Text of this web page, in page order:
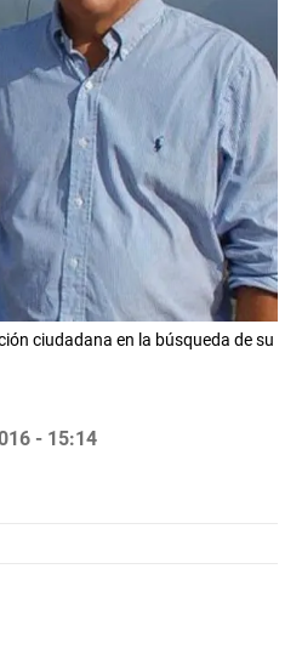
ciudadana en la búsqueda de su
- 15:14